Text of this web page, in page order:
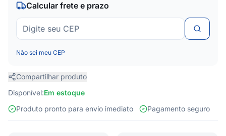
Calcular frete e prazo
Não sei meu CEP
Compartilhar produto
Disponível:Em estoque
Produto pronto para envio imediato
Pagamento seguro